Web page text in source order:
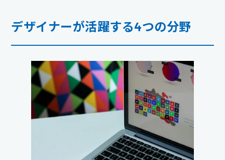
デザイナーが活躍する4つの分野